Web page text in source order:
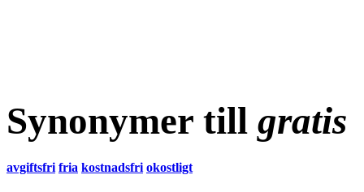
Synonymer till gratis
avgiftsfri fria kostnadsfri okostligt